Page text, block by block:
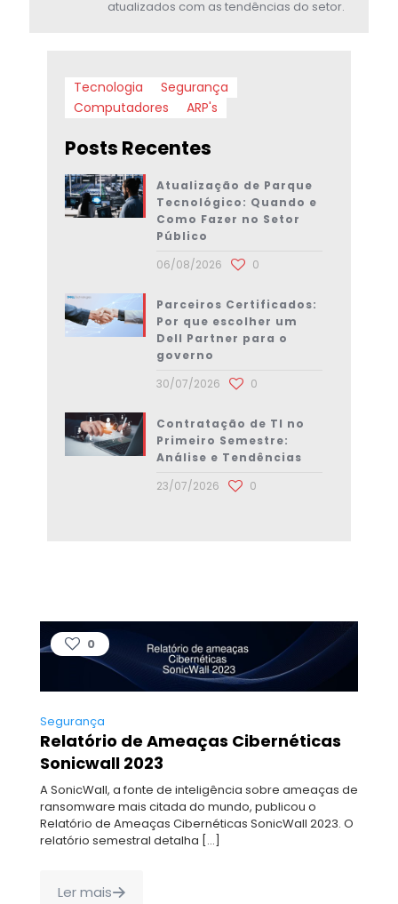
atualizados com as tendências do setor.
Tecnologia
Segurança
Computadores
ARP's
Posts Recentes
Atualização de Parque
Tecnológico: Quando e
Como Fazer no Setor
Público
06/08/2026
0
Parceiros Certificados:
Por que escolher um
Dell Partner para o
governo
30/07/2026
0
Contratação de TI no
Primeiro Semestre:
Análise e Tendências
23/07/2026
0
0
Segurança
Relatório de Ameaças Cibernéticas
Sonicwall 2023
A SonicWall, a fonte de inteligência sobre ameaças de
ransomware mais citada do mundo, publicou o
Relatório de Ameaças Cibernéticas SonicWall 2023. O
relatório semestral detalha […]
Ler mais